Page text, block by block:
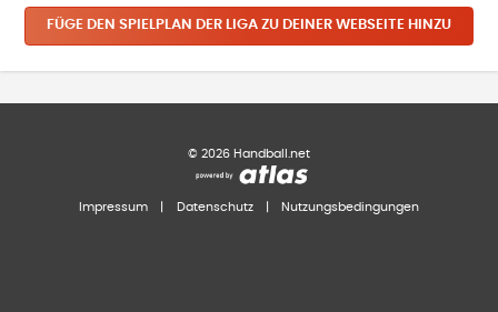
FÜGE DEN SPIELPLAN DER LIGA ZU DEINER WEBSEITE HINZU
© 2026 Handball.net
Impressum Datenschutz Nutzungsbedingungen